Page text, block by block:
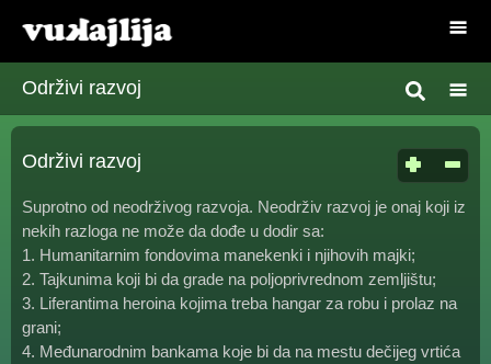
Održivi razvoj
Održivi razvoj
Suprotno od neodrživog razvoja. Neodrživ razvoj je onaj koji iz
nekih razloga ne može da dođe u dodir sa:
1. Humanitarnim fondovima manekenki i njihovih majki;
2. Tajkunima koji bi da grade na poljoprivrednom zemljištu;
3. Liferantima heroina kojima treba hangar za robu i prolaz na
grani;
4. Međunarodnim bankama koje bi da na mestu dečijeg vrtića